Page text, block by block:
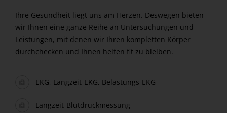
Ihre Gesundheit liegt uns am Herzen. Deswegen bieten
wir Ihnen eine ganze Reihe an Untersuchungen und
Leistungen, mit denen wir Ihren kompletten Körper
durchchecken und Ihnen helfen fit zu bleiben.
EKG, Langzeit-EKG, Belastungs-EKG
Langzeit-Blutdruckmessung